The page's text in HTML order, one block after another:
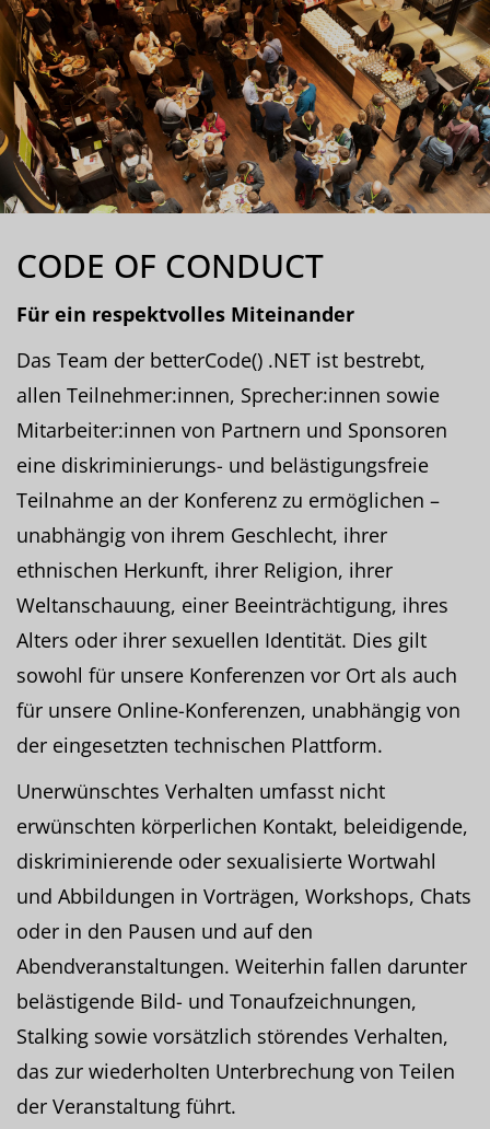
CODE OF CONDUCT
Für ein respektvolles Miteinander
Das Team der betterCode() .NET ist bestrebt,
allen Teilnehmer:innen, Sprecher:innen sowie
Mitarbeiter:innen von Partnern und Sponsoren
eine diskriminierungs- und belästigungsfreie
Teilnahme an der Konferenz zu ermöglichen –
unabhängig von ihrem Geschlecht, ihrer
ethnischen Herkunft, ihrer Religion, ihrer
Weltanschauung, einer Beeinträchtigung, ihres
Alters oder ihrer sexuellen Identität. Dies gilt
sowohl für unsere Konferenzen vor Ort als auch
für unsere Online-Konferenzen, unabhängig von
der eingesetzten technischen Plattform.
Unerwünschtes Verhalten umfasst nicht
erwünschten körperlichen Kontakt, beleidigende,
diskriminierende oder sexualisierte Wortwahl
und Abbildungen in Vorträgen, Workshops, Chats
oder in den Pausen und auf den
Abendveranstaltungen. Weiterhin fallen darunter
belästigende Bild- und Tonaufzeichnungen,
Stalking sowie vorsätzlich störendes Verhalten,
das zur wiederholten Unterbrechung von Teilen
der Veranstaltung führt.